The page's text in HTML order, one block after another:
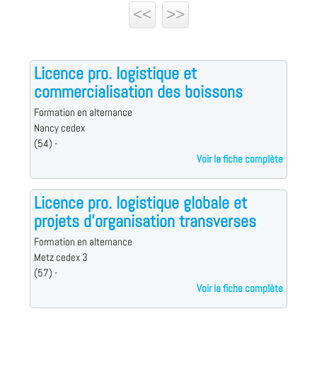
<<
>>
Licence pro. logistique et
commercialisation des boissons
Formation en alternance
Nancy cedex
(54) -
Voir la fiche complète
Licence pro. logistique globale et
projets d'organisation transverses
Formation en alternance
Metz cedex 3
(57) -
Voir la fiche complète